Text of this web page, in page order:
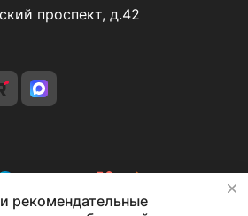
проспект, д.42
рекомендательные